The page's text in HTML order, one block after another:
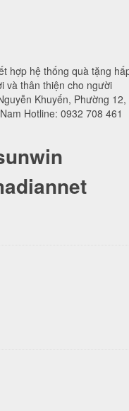
hợp hệ thống quà tặng
và thân thiện cho người
Khuyến, Phường 12,
Hotline: 0932 708 461